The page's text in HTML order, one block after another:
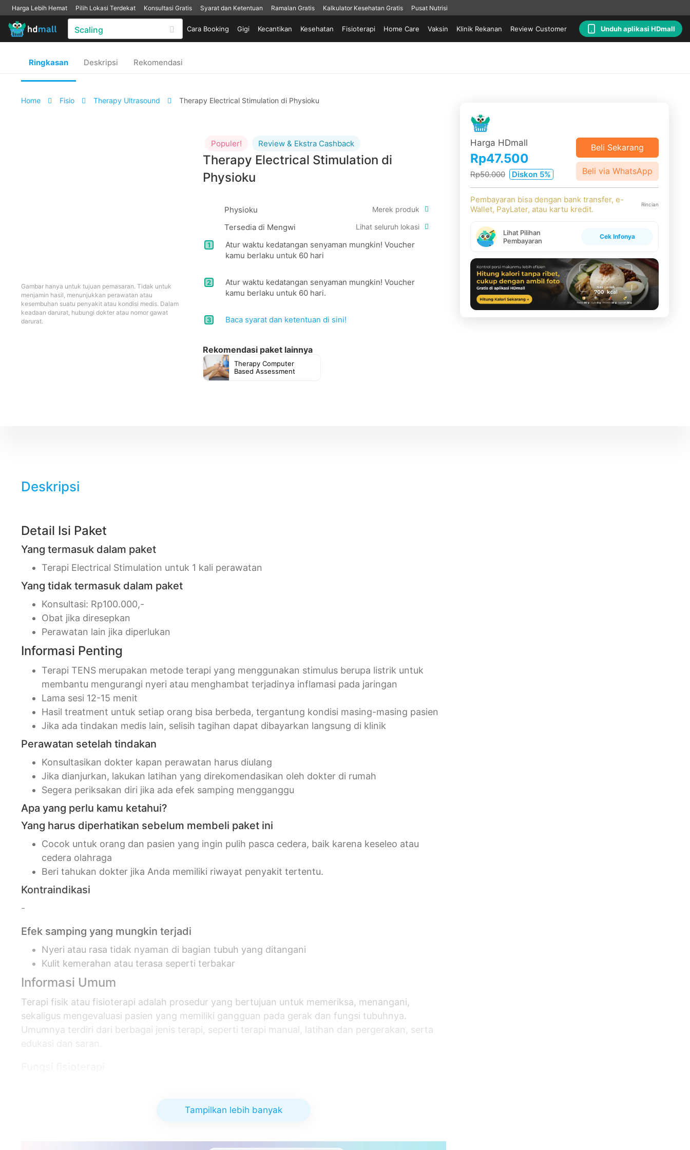
Harga Lebih Hemat Pilih Lokasi Terdekat Konsultasi Gratis Syarat dan Ketentuan Ramalan Gratis Kalkulator Kesehatan Gratis Pusat Nutrisi
Cara Booking Gigi Kecantikan Kesehatan Fisioterapi Home Care Vaksin Klinik Rekanan Review Customer Unduh aplikasi HDmall
Ringkasan Deskripsi Rekomendasi
Home Fisio Therapy Ultrasound Therapy Electrical Stimulation di Physioku
Gambar hanya untuk tujuan pemasaran. Tidak untuk
menjamin hasil, menunjukkan perawatan atau
kesembuhan suatu penyakit atau kondisi medis. Dalam
keadaan darurat, hubungi dokter atau nomor gawat
darurat.
Populer! Review & Ekstra Cashback
Therapy Electrical Stimulation di
Physioku
Physioku Merek produk
Tersedia di Mengwi Lihat seluruh lokasi
1
Atur waktu kedatangan senyaman mungkin! Voucher
kamu berlaku untuk 60 hari
2
Atur waktu kedatangan senyaman mungkin! Voucher
kamu berlaku untuk 60 hari.
3 Baca syarat dan ketentuan di sini!
Rekomendasi paket lainnya
Therapy Computer
Based Assessment
Harga HDmall
Rp47.500
Rp50.000 Diskon 5%
Beli Sekarang
Beli via WhatsApp
Pembayaran bisa dengan bank transfer, e-
Wallet, PayLater, atau kartu kredit.
Rincian
Lihat Pilihan
Pembayaran
Cek Infonya
Deskripsi
Detail Isi Paket
Yang termasuk dalam paket
Terapi Electrical Stimulation untuk 1 kali perawatan
Yang tidak termasuk dalam paket
Konsultasi: Rp100.000,-
Obat jika diresepkan
Perawatan lain jika diperlukan
Informasi Penting
Terapi TENS merupakan metode terapi yang menggunakan stimulus berupa listrik untuk
membantu mengurangi nyeri atau menghambat terjadinya inflamasi pada jaringan
Lama sesi 12-15 menit
Hasil treatment untuk setiap orang bisa berbeda, tergantung kondisi masing-masing pasien
Jika ada tindakan medis lain, selisih tagihan dapat dibayarkan langsung di klinik
Perawatan setelah tindakan
Konsultasikan dokter kapan perawatan harus diulang
Jika dianjurkan, lakukan latihan yang direkomendasikan oleh dokter di rumah
Segera periksakan diri jika ada efek samping mengganggu
Apa yang perlu kamu ketahui?
Yang harus diperhatikan sebelum membeli paket ini
Cocok untuk orang dan pasien yang ingin pulih pasca cedera, baik karena keseleo atau
cedera olahraga
Beri tahukan dokter jika Anda memiliki riwayat penyakit tertentu.
Kontraindikasi
-
Efek samping yang mungkin terjadi
Nyeri atau rasa tidak nyaman di bagian tubuh yang ditangani
Kulit kemerahan atau terasa seperti terbakar
Informasi Umum
Terapi fisik atau fisioterapi adalah prosedur yang bertujuan untuk memeriksa, menangani,
sekaligus mengevaluasi pasien yang memiliki gangguan pada gerak dan fungsi tubuhnya.
Umumnya terdiri dari berbagai jenis terapi, seperti terapi manual, latihan dan pergerakan, serta
edukasi dan saran.
Membantu pasien agar bisa berjalan kembali dengan pola berjalan yang benar
Tampilkan lebih banyak